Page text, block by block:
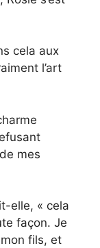
cela aux
l’art
mes
elle, « cela
façon. Je
fils, et